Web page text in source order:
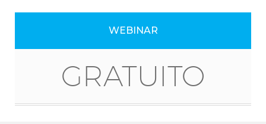
WEBINAR
GRATUITO